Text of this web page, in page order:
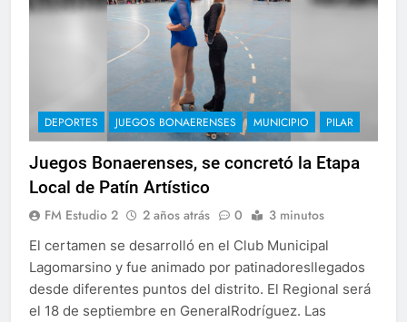
DEPORTES JUEGOS BONAERENSES MUNICIPIO PILAR
Juegos Bonaerenses, se concretó la Etapa
Local de Patín Artístico
FM Estudio 2 2 años atrás 0 3 minutos
El certamen se desarrolló en el Club Municipal
Lagomarsino y fue animado por patinadoresllegados
desde diferentes puntos del distrito. El Regional será
el 18 de septiembre en GeneralRodríguez. Las